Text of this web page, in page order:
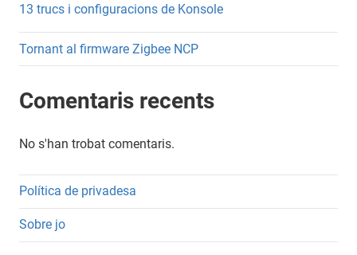
13 trucs i configuracions de Konsole
Tornant al firmware Zigbee NCP
Comentaris recents
No s'han trobat comentaris.
Política de privadesa
Sobre jo